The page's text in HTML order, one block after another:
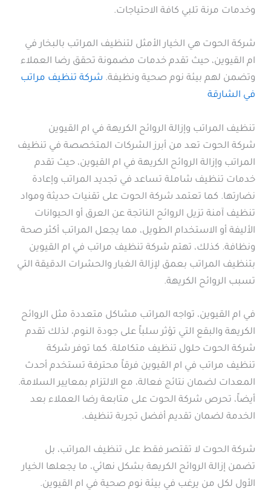
وخدمات مرنة تلبي كافة الاحتياجات.
شركة الحوت هي الخيار الأمثل لتنظيف المراتب بالبخار في
ام القيوين، حيث تقدم خدمات مضمونة تحقق رضا العملاء
وتضمن لهم بيئة نوم صحية ونظيفة. شركة تنظيف مراتب
في الشارقة
تنظيف المراتب وإزالة الروائح الكريهة في ام القيوين
شركة الحوت تعد من أبرز الشركات المتخصصة في تنظيف
المراتب وإزالة الروائح الكريهة في ام القيوين، حيث تقدم
خدمات تنظيف شاملة تساعد في تجديد المراتب وإعادة
نضارتها. كما تعتمد شركة الحوت على تقنيات حديثة ومواد
تنظيف آمنة تزيل الروائح الناتجة عن العرق أو الحيوانات
الأليفة أو الاستخدام الطويل، مما يجعل المراتب أكثر صحة
ونظافة. كذلك، تهتم شركة تنظيف مراتب في ام القيوين
بتنظيف المراتب بعمق لإزالة الغبار والحشرات الدقيقة التي
تسبب الروائح الكريهة.
في ام القيوين، تواجه المراتب مشاكل متعددة مثل الروائح
الكريهة والبقع التي تؤثر سلباً على جودة النوم، لذلك تقدم
شركة الحوت حلول تنظيف متكاملة. كما توفر شركة
تنظيف مراتب في ام القيوين فرقاً محترفة تستخدم أحدث
المعدات لضمان نتائج فعالة، مع الالتزام بمعايير السلامة.
أيضاً، تحرص شركة الحوت على متابعة رضا العملاء بعد
الخدمة لضمان تقديم أفضل تجربة تنظيف.
شركة الحوت لا تقتصر فقط على تنظيف المراتب، بل
تضمن إزالة الروائح الكريهة بشكل نهائي، ما يجعلها الخيار
الأول لكل من يرغب في بيئة نوم صحية في ام القيوين.